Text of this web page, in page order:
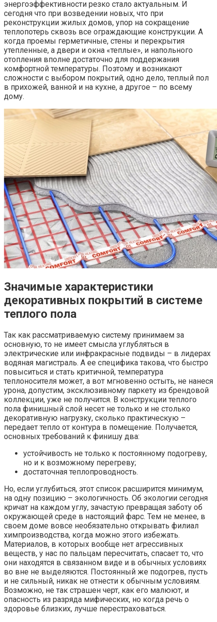
энергоэффективности резко стало актуальным. И
сегодня что при возведении новых, что при
реконструкции жилых домов, упор на сокращение
теплопотерь сквозь все ограждающие конструкции. А
когда проемы герметичные, стены и перекрытия
утепленные, а двери и окна «теплые», и напольного
отопления вполне достаточно для поддержания
комфортной температуры. Поэтому и возникают
сложности с выбором покрытий, одно дело, теплый пол
в прихожей, ванной и на кухне, а другое – по всему
дому.
Значимые характеристики
декоративных покрытий в системе
теплого пола
Так как рассматриваемую систему принимаем за
основную, то не имеет смысла углубляться в
электрические или инфракрасные подвиды – в лидерах
водяная магистраль. А ее специфика такова, что быстро
повыситься и стать критичной, температура
теплоносителя может, а вот мгновенно остыть, не нанеся
урона, допустим, эксклюзивному паркету из брендовой
коллекции, уже не получится. В конструкции теплого
пола финишный слой несет не только и не столько
декоративную нагрузку, сколько практическую –
передает тепло от контура в помещение. Получается,
основных требований к финишу два:
устойчивость не только к постоянному подогреву,
но и к возможному перегреву;
достаточная теплопроводность.
Но, если углубиться, этот список расширится минимум,
на одну позицию – экологичность. Об экологии сегодня
кричат на каждом углу, зачастую превращая заботу об
окружающей среде в настоящий фарс. Тем не менее, в
своем доме вовсе необязательно открывать филиал
химпроизводства, когда можно этого избежать.
Материалов, в которых вообще нет агрессивных
веществ, у нас по пальцам пересчитать, спасает то, что
они находятся в связанном виде и в обычных условиях
во вне не выделяются. Постоянный же подогрев, пусть
и не сильный, никак не отнести к обычным условиям.
Возможно, не так страшен черт, как его малюют, и
опасность из разряда мифических, но когда речь о
здоровье близких, лучше перестраховаться.